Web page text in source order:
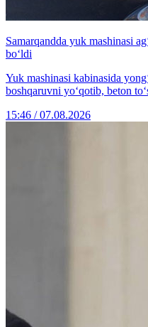
Samarqandda yuk mashinasi
bo‘ldi
Yuk mashinasi kabinasida
boshqaruvni yo‘qotib, beton
15:46 / 07.08.2026